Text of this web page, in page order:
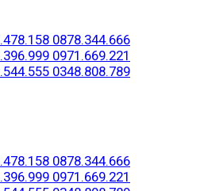
0878.344.666
0971.669.221
0348.808.789
0878.344.666
0971.669.221